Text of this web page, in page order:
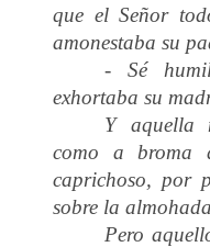
que el Señor
amonestaba su
- Sé
exhortaba su
Y aquella
como a broma
caprichoso, por
sobre la
Pero